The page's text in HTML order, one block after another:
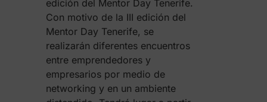
edición del Mentor Day Tenerife.
Con motivo de la III edición del
Mentor Day Tenerife, se
realizarán diferentes encuentros
entre emprendedores y
empresarios por medio de
networking y en un ambiente